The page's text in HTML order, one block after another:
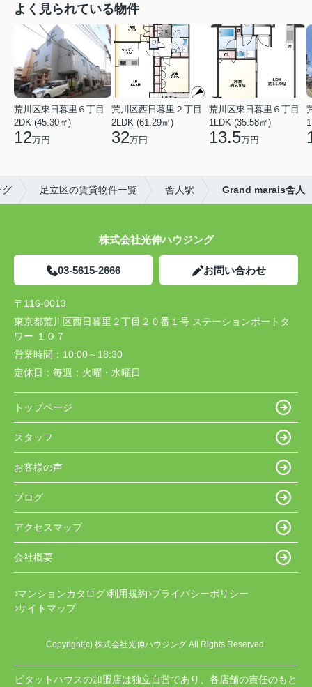
よく見られている物件
荒川区東日暮里６丁目
2DK (45.30㎡)
12万円
荒川区西日暮里２丁目
2LDK (61.29㎡)
32万円
荒川区東日暮里６丁目
1LDK (35.58㎡)
13.5万円
グ 足立区の賃貸物件一覧 舎人駅 Grand marais舎人
株式会社光伸ハウジング
03-5615-2666 お問い合わせ
〒116-0013
東京都荒川区西日暮里２丁目２０番１号 ステーションポートタ
ワー １０７
営業時間： 10:00～18:30
定休日： 毎週：火曜・水曜日
トップページ
スタッフ
お客様の声
ブログ
アクセスマップ
会社概要
マンションカタログ 利用規約 プライバシーポリシー
サイトマップ
Copyright(c) 株式会社光伸ハウジング All Rights Reserved.
ピタットハウスの加盟店は独立自営であり、各店舗の責任のもと